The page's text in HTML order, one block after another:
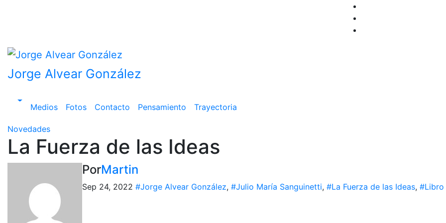
Jorge Alvear González
Medios Fotos Contacto Pensamiento Trayectoria
Novedades
La Fuerza de las Ideas
PorMartin
Sep 24, 2022 #Jorge Alvear González, #Julio María Sanguinetti, #La Fuerza de las Ideas, #Libro